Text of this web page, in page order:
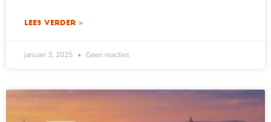
LEES VERDER »
januari 3, 2025 Geen reacties